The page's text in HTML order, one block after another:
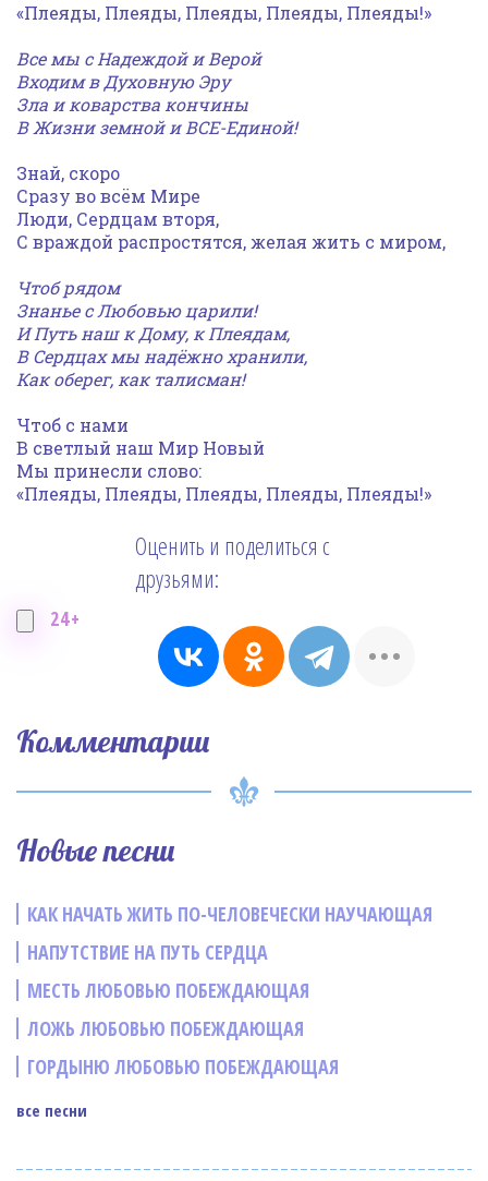
«Плеяды, Плеяды, Плеяды, Плеяды, Плеяды!»
Все мы с Надеждой и Верой
Входим в Духовную Эру
Зла и коварства кончины
В Жизни земной и ВСЕ-Единой!
Знай, скоро
Сразу во всём Мире
Люди, Сердцам вторя,
С враждой распростятся, желая жить с миром,
Чтоб рядом
Знанье с Любовью царили!
И Путь наш к Дому, к Плеядам,
В Сердцах мы надёжно хранили,
Как оберег, как талисман!
Чтоб с нами
В светлый наш Мир Новый
Мы принесли слово:
«Плеяды, Плеяды, Плеяды, Плеяды, Плеяды!»
24+
Оценить и поделиться с
друзьями:
Комментарии
Новые песни
КАК НАЧАТЬ ЖИТЬ ПО-ЧЕЛОВЕЧЕСКИ НАУЧАЮЩАЯ
НАПУТСТВИЕ НА ПУТЬ СЕРДЦА
МЕСТЬ ЛЮБОВЬЮ ПОБЕЖДАЮЩАЯ
ЛОЖЬ ЛЮБОВЬЮ ПОБЕЖДАЮЩАЯ
ГОРДЫНЮ ЛЮБОВЬЮ ПОБЕЖДАЮЩАЯ
все песни